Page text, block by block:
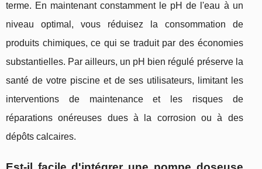
terme. En maintenant constamment le pH de l'eau à un
niveau optimal, vous réduisez la consommation de
produits chimiques, ce qui se traduit par des économies
substantielles. Par ailleurs, un pH bien régulé préserve la
santé de votre piscine et de ses utilisateurs, limitant les
interventions de maintenance et les risques de
réparations onéreuses dues à la corrosion ou à des
dépôts calcaires.